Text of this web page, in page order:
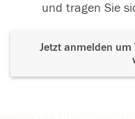
und tragen Sie
Jetzt anmelden um